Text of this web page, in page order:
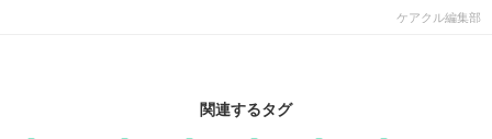
ケアクル編集部
関連するタグ